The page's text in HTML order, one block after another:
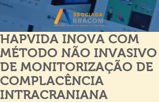
HAPVIDA INOVA COM
MÉTODO NÃO INVASIVO
DE MONITORIZAÇÃO DE
COMPLACÊNCIA
INTRACRANIANA